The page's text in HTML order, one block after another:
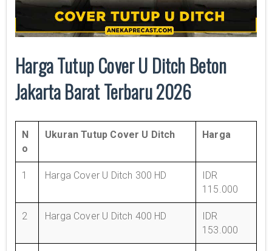
Harga Tutup Cover U Ditch Beton
Jakarta Barat Terbaru 2026
N
o
Ukuran Tutup Cover U Ditch Harga
1 Harga Cover U Ditch 300 HD
IDR
115.000
2 Harga Cover U Ditch 400 HD
IDR
153.000